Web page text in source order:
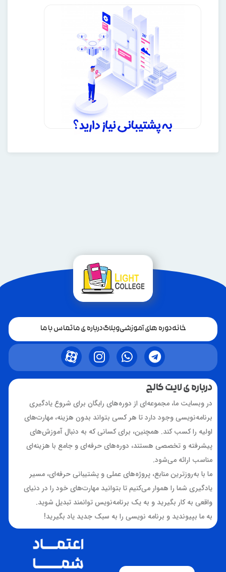
خانهدوره های آموزشیوبلاگدرباره ی ماتماس با ما
درباره ی لایت کالج
در وبسایت ما، مجموعه‌ای از دوره‌های رایگان برای شروع یادگیری
برنامه‌نویسی وجود دارد تا هر کسی بتواند بدون هزینه، مهارت‌های
اولیه را کسب کند. همچنین، برای کسانی که به دنبال آموزش‌های
پیشرفته و تخصصی هستند، دوره‌های حرفه‌ای و جامع با هزینه‌ای
مناسب ارائه می‌شود.
ما با به‌روزترین منابع، پروژه‌های عملی و پشتیبانی حرفه‌ای، مسیر
یادگیری شما را هموار می‌کنیم تا بتوانید مهارت‌های خود را در دنیای
واقعی به کار بگیرید و به یک برنامه‌نویس توانمند تبدیل شوید.
به ما بپیوندید و برنامه نویسی را به سبک جدید یاد بگیرید!